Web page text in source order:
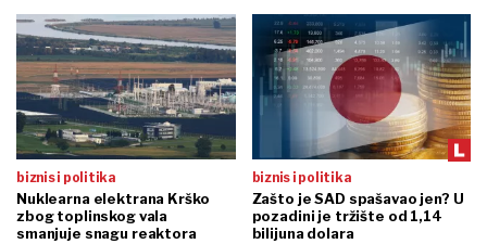
biznis i politika
Nuklearna elektrana Krško
zbog toplinskog vala
smanjuje snagu reaktora
biznis i politika
Zašto je SAD spašavao jen? U
pozadini je tržište od 1,14
bilijuna dolara